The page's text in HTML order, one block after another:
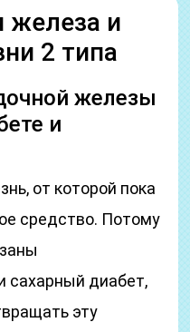
железа и
2 типа
железы
и
от которой пока
средство. Потому
сахарный диабет,
эту